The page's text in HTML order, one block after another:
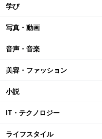
学び
写真・動画
音声・音楽
美容・ファッション
小説
IT・テクノロジー
ライフスタイル